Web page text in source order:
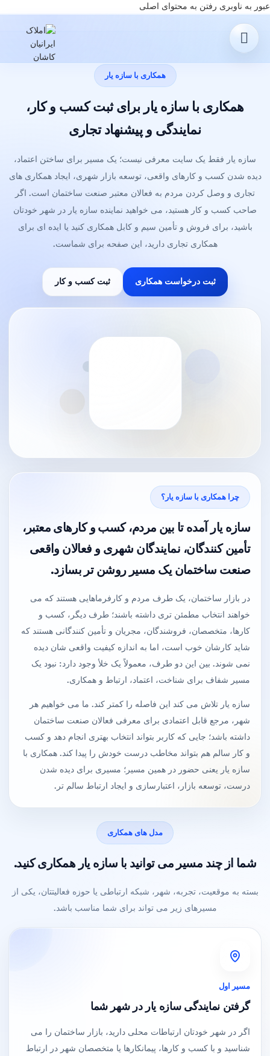
عبور به ناوبری رفتن به محتوای اصلی
همکاری با سازه یار
همکاری با سازه یار برای ثبت کسب و کار،
نمایندگی و پیشنهاد تجاری
سازه یار فقط یک سایت معرفی نیست؛ یک مسیر برای ساختن اعتماد،
دیده شدن کسب و کارهای واقعی، توسعه بازار شهری، ایجاد همکاری های
تجاری و وصل کردن مردم به فعالان معتبر صنعت ساختمان است. اگر
صاحب کسب و کار هستید، می خواهید نماینده سازه یار در شهر خودتان
باشید، برای فروش و تأمین سیم و کابل همکاری کنید یا ایده ای برای
همکاری تجاری دارید، این صفحه برای شماست.
ثبت درخواست همکاری ثبت کسب و کار
چرا همکاری با سازه یار؟
سازه یار آمده تا بین مردم، کسب و کارهای معتبر،
تأمین کنندگان، نمایندگان شهری و فعالان واقعی
صنعت ساختمان یک مسیر روشن تر بسازد.
در بازار ساختمان، یک طرف مردم و کارفرماهایی هستند که می
خواهند انتخاب مطمئن تری داشته باشند؛ طرف دیگر، کسب و
کارها، متخصصان، فروشندگان، مجریان و تأمین کنندگانی هستند که
شاید کارشان خوب است، اما به اندازه کیفیت واقعی شان دیده
نمی شوند. بین این دو طرف، معمولاً یک خلأ وجود دارد: نبود یک
مسیر شفاف برای شناخت، اعتماد، ارتباط و همکاری.
سازه یار تلاش می کند این فاصله را کمتر کند. ما می خواهیم هر
شهر، مرجع قابل اعتمادی برای معرفی فعالان صنعت ساختمان
داشته باشد؛ جایی که کاربر بتواند انتخاب بهتری انجام دهد و کسب
و کار سالم هم بتواند مخاطب درست خودش را پیدا کند. همکاری با
سازه یار یعنی حضور در همین مسیر؛ مسیری برای دیده شدن
درست، توسعه بازار، اعتبارسازی و ایجاد ارتباط سالم تر.
مدل های همکاری
شما از چند مسیر می توانید با سازه یار همکاری کنید.
بسته به موقعیت، تجربه، شهر، شبکه ارتباطی یا حوزه فعالیتتان، یکی از
مسیرهای زیر می تواند برای شما مناسب باشد.
مسیر اول
گرفتن نمایندگی سازه یار در شهر شما
اگر در شهر خودتان ارتباطات محلی دارید، بازار ساختمان را می
شناسید و با کسب و کارها، پیمانکارها یا متخصصان شهر در ارتباط